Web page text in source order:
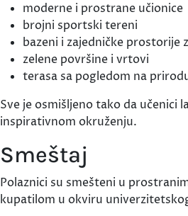
moderne i prostrane učionice
brojni sportski tereni
bazeni i zajedničke prostorije
zelene površine i vrtovi
terasa sa pogledom na
Sve je osmišljeno tako da učenici
inspirativnom okruženju.
Smeštaj
Polaznici su smešteni u
kupatilom u okviru